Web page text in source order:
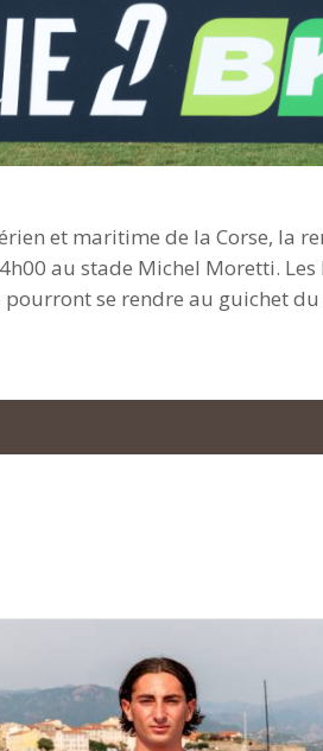
et maritime de la Corse, la
au stade Michel Moretti.
se rendre au guichet